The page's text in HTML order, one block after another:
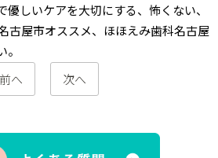
しいケアを大切にする、怖くない、
古屋市オススメ、ほほえみ歯科名古屋
前へ
次へ